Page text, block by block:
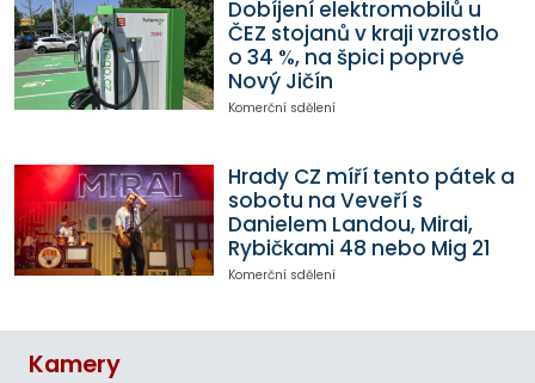
Dobíjení elektromobilů u
ČEZ stojanů v kraji vzrostlo
o 34 %, na špici poprvé
Nový Jičín
Komerční sdělení
Hrady CZ míří tento pátek a
sobotu na Veveří s
Danielem Landou, Mirai,
Rybičkami 48 nebo Mig 21
Komerční sdělení
Kamery